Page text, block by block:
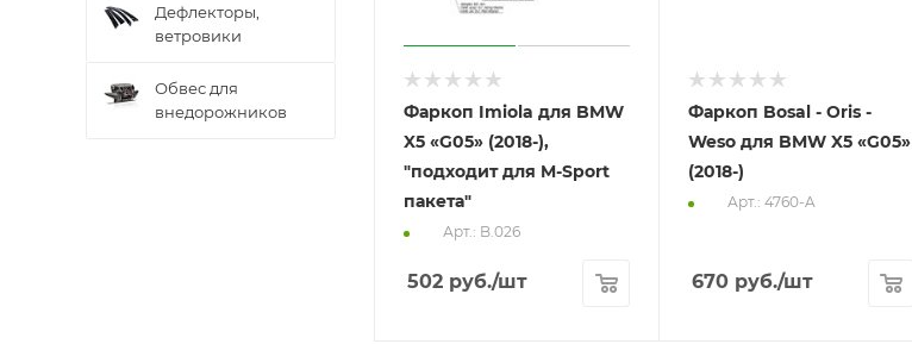
Фаркоп Imiola для BMW
X5 «G05» (2018-),
"подходит для M-Sport
пакета"
Арт.: B.026
502 руб./шт
Фаркоп Bosal - Oris -
Weso для BMW X5 «G05»
(2018-)
Арт.: 4760-A
670 руб./шт
Дефлекторы,
ветровики
Обвес для
внедорожников